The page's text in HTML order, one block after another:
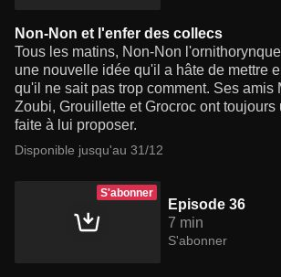
Non-Non et l'enfer des collecs
Tous les matins, Non-Non
une nouvelle idée qu'il a hâte de mettre
qu'il ne sait pas trop comment. Ses amis
Zoubi, Grouillette et Grocroc ont
faite à lui proposer.
Disponible jusqu'au 31/12
S'abonner
Episode 36
7 min
S'abonner